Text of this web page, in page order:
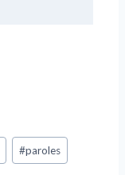
#paroles